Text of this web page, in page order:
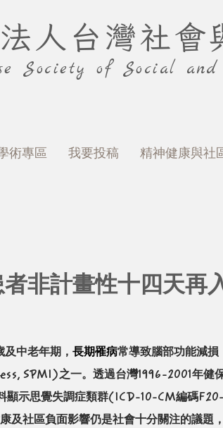
人台灣社會
Society of Social
術專區 我要投稿 精神健康與社
非計畫性十四天再
中老年期， 長期罹病常導致腦部功能減
SPMI)之一。透過台灣1996-2001年健保
顯示思覺失調症類群(ICD-10-CM編碼
及社區負面影響仍是社會十分關注的議題